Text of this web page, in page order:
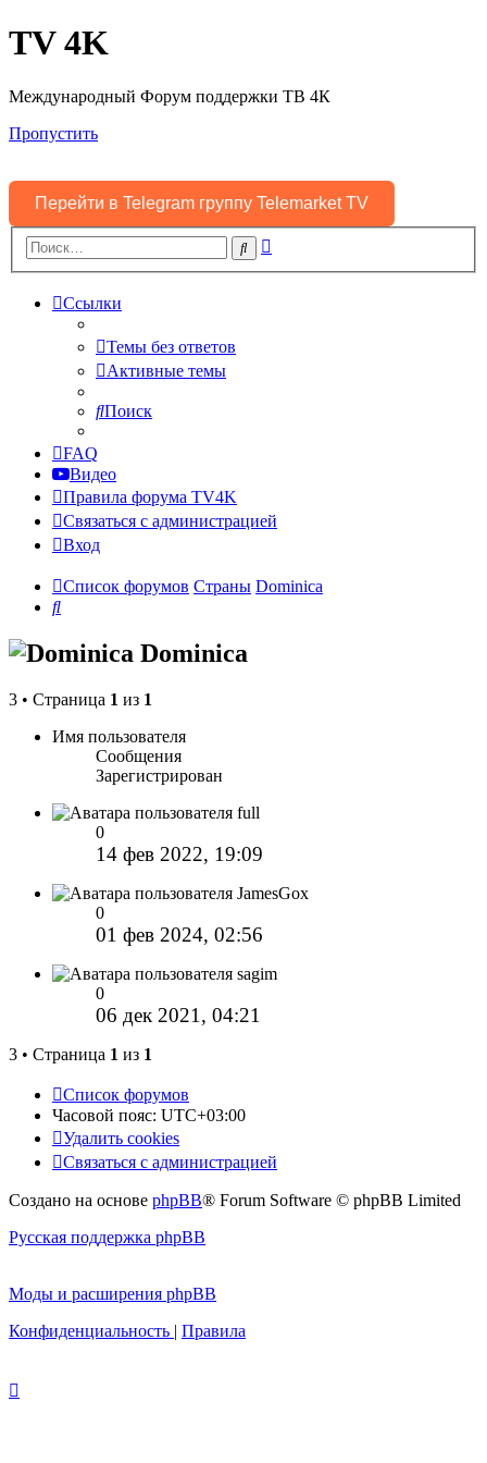
TV 4K
Международный Форум поддержки ТВ 4К
Пропустить
Перейти в Telegram группу Telemarket TV
Поиск
Ссылки
Темы без ответов
Активные темы
Поиск
FAQ
Видео
Правила форума TV4K
Связаться с администрацией
Вход
Список форумов Страны Dominica
Поиск
Dominica
3 • Страница 1 из 1
Имя пользователя
Сообщения
Зарегистрирован
full
0
14 фев 2022, 19:09
JamesGox
0
01 фев 2024, 02:56
sagim
0
06 дек 2021, 04:21
3 • Страница 1 из 1
Список форумов
Часовой пояс: UTC+03:00
Удалить cookies
Связаться с администрацией
Создано на основе phpBB® Forum Software © phpBB Limited
Русская поддержка phpBB
Моды и расширения phpBB
Конфиденциальность | Правила